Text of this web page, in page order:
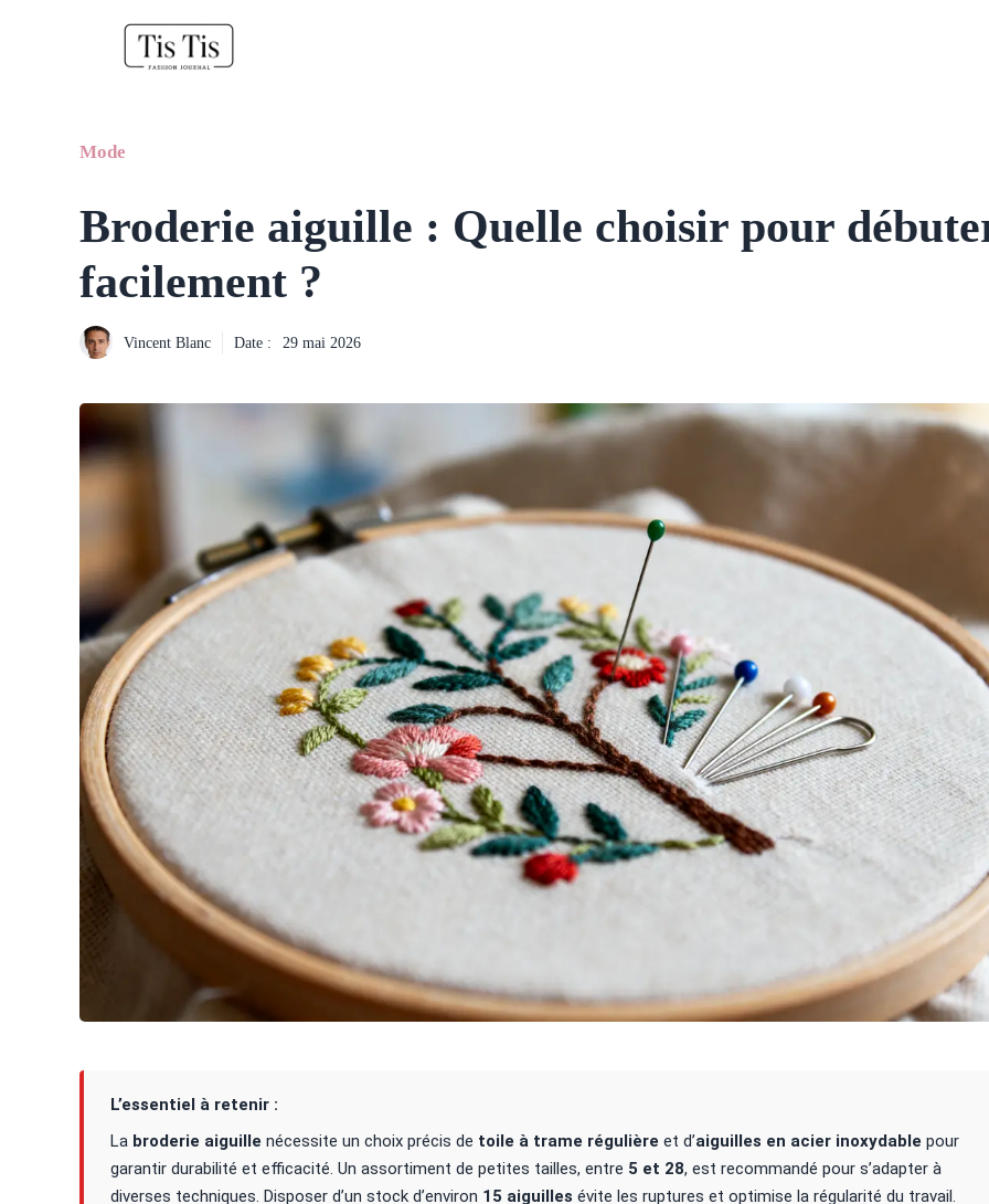
Mode
Broderie aiguille : Quelle choisir pour
facilement ?
Vincent Blanc Date : 29 mai 2026
L’essentiel à retenir :
La broderie aiguille nécessite un choix précis de toile à trame régulière et d’aiguilles en acier inoxydable pour
garantir durabilité et efficacité. Un assortiment de petites tailles, entre 5 et 28, est recommandé pour s’adapter à
diverses techniques. Disposer d’un stock d’environ 15 aiguilles évite les ruptures et optimise la régularité du travail.